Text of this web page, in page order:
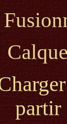
partir